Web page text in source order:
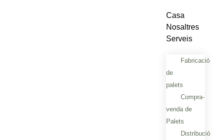
Casa
Nosaltres
Serveis
Fabricació
de
palets
Compra-
venda de
Palets
Distribució